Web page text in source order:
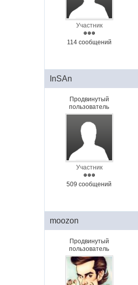
Участник
114 сообщений
InSAn
Продвинутый
пользователь
Участник
509 сообщений
moozon
Продвинутый
пользователь